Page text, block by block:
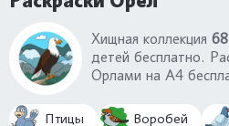
Хищная коллекция
детей бесплатно.
Орлами на А4
беркуты, каменные
Птицы Воробей